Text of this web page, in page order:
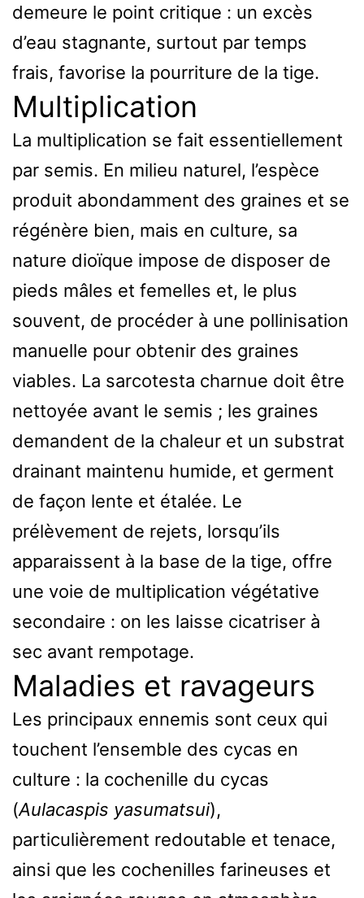
demeure le point critique : un excès
d’eau stagnante, surtout par temps
frais, favorise la pourriture de la tige.
Multiplication
La multiplication se fait essentiellement
par semis. En milieu naturel, l’espèce
produit abondamment des graines et se
régénère bien, mais en culture, sa
nature dioïque impose de disposer de
pieds mâles et femelles et, le plus
souvent, de procéder à une pollinisation
manuelle pour obtenir des graines
viables. La sarcotesta charnue doit être
nettoyée avant le semis ; les graines
demandent de la chaleur et un substrat
drainant maintenu humide, et germent
de façon lente et étalée. Le
prélèvement de rejets, lorsqu’ils
apparaissent à la base de la tige, offre
une voie de multiplication végétative
secondaire : on les laisse cicatriser à
sec avant rempotage.
Maladies et ravageurs
Les principaux ennemis sont ceux qui
touchent l’ensemble des cycas en
culture : la cochenille du cycas
(Aulacaspis yasumatsui),
particulièrement redoutable et tenace,
ainsi que les cochenilles farineuses et